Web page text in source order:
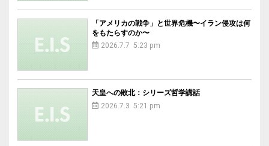
「アメリカの戦争」と世界危機〜イラン侵攻は何
をもたらすのか〜
2026.7.7 5:23 pm
天皇への敗北：シリーズ哲学講話
2026.7.3 5:21 pm